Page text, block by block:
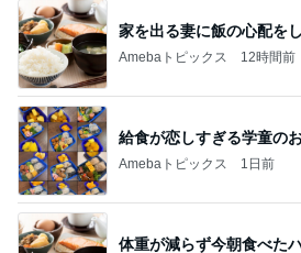
家を出る妻に飯の心配を
Amebaトピックス 12時間前
給食が恋しすぎる学童の
Amebaトピックス 1日前
体重が減らず今朝食べた